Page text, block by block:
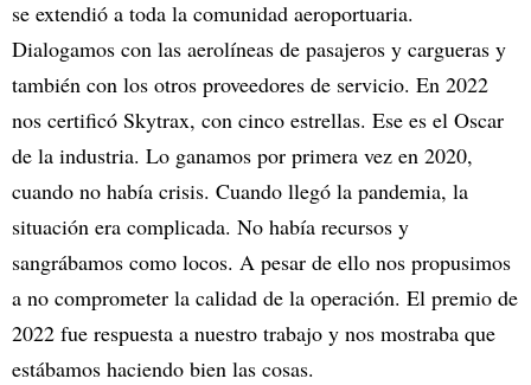
se extendió a toda la comunidad aeroportuaria.
Dialogamos con las aerolíneas de pasajeros y cargueras y
también con los otros proveedores de servicio. En 2022
nos certificó Skytrax, con cinco estrellas. Ese es el Oscar
de la industria. Lo ganamos por primera vez en 2020,
cuando no había crisis. Cuando llegó la pandemia, la
situación era complicada. No había recursos y
sangrábamos como locos. A pesar de ello nos propusimos
a no comprometer la calidad de la operación. El premio de
2022 fue respuesta a nuestro trabajo y nos mostraba que
estábamos haciendo bien las cosas.